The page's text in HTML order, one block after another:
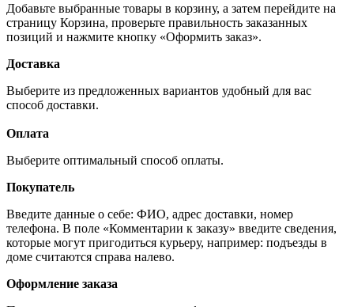
Добавьте выбранные товары в корзину, а затем перейдите на
страницу Корзина, проверьте правильность заказанных
позиций и нажмите кнопку «Оформить заказ».
Доставка
Выберите из предложенных вариантов удобный для вас
способ доставки.
Оплата
Выберите оптимальный способ оплаты.
Покупатель
Введите данные о себе: ФИО, адрес доставки, номер
телефона. В поле «Комментарии к заказу» введите сведения,
которые могут пригодиться курьеру, например: подъезды в
доме считаются справа налево.
Оформление заказа